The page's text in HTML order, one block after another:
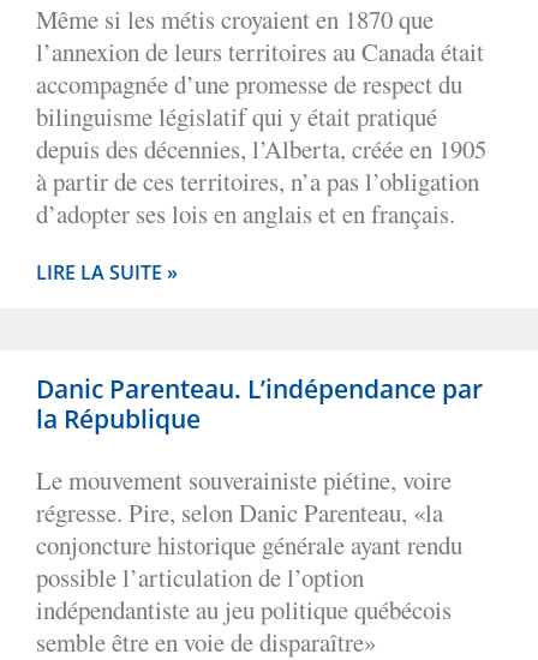
Même si les métis croyaient en 1870 que
l’annexion de leurs territoires au Canada était
accompagnée d’une promesse de respect du
bilinguisme législatif qui y était pratiqué
depuis des décennies, l’Alberta, créée en 1905
à partir de ces territoires, n’a pas l’obligation
d’adopter ses lois en anglais et en français.
LIRE LA SUITE »
Danic Parenteau. L’indépendance par
la République
Le mouvement souverainiste piétine, voire
régresse. Pire, selon Danic Parenteau, «la
conjoncture historique générale ayant rendu
possible l’articulation de l’option
indépendantiste au jeu politique québécois
semble être en voie de disparaître»